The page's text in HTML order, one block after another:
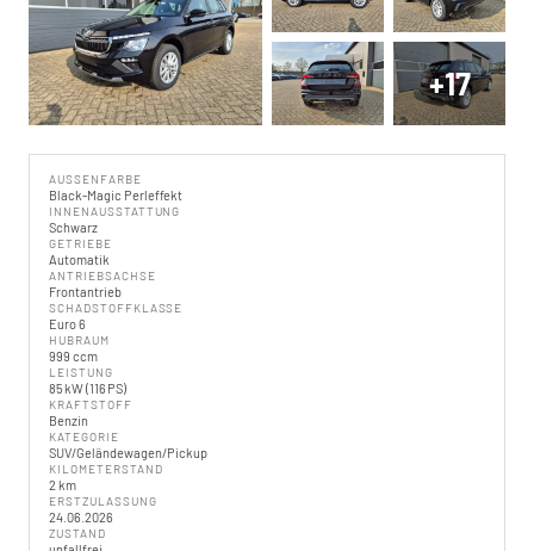
+17
AUSSENFARBE
Black-Magic Perleffekt
INNENAUSSTATTUNG
Schwarz
GETRIEBE
Automatik
ANTRIEBSACHSE
Frontantrieb
SCHADSTOFFKLASSE
Euro 6
HUBRAUM
999 ccm
LEISTUNG
85 kW (116 PS)
KRAFTSTOFF
Benzin
KATEGORIE
SUV/Geländewagen/Pickup
KILOMETERSTAND
2 km
ERSTZULASSUNG
24.06.2026
ZUSTAND